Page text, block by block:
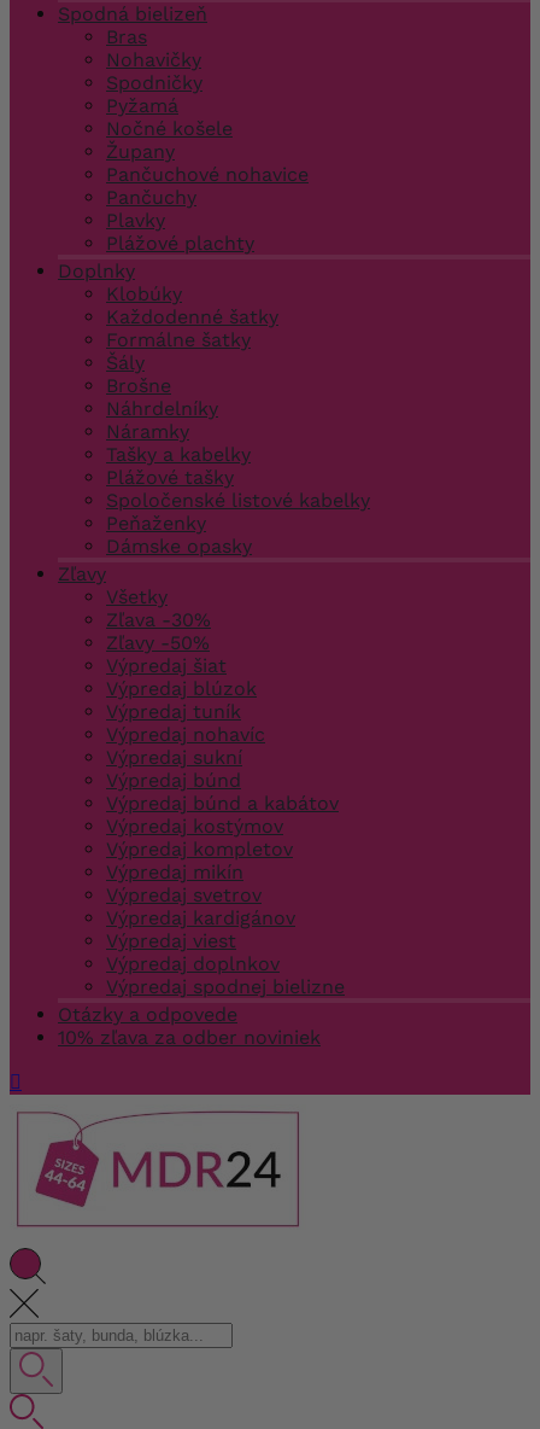
Spodná bielizeň
Bras
Nohavičky
Spodničky
Pyžamá
Nočné košele
Župany
Pančuchové nohavice
Pančuchy
Plavky
Plážové plachty
Doplnky
Klobúky
Každodenné šatky
Formálne šatky
Šály
Brošne
Náhrdelníky
Náramky
Tašky a kabelky
Plážové tašky
Spoločenské listové kabelky
Peňaženky
Dámske opasky
Zľavy
Všetky
Zľava -30%
Zľavy -50%
Výpredaj šiat
Výpredaj blúzok
Výpredaj tuník
Výpredaj nohavíc
Výpredaj sukní
Výpredaj búnd
Výpredaj búnd a kabátov
Výpredaj kostýmov
Výpredaj kompletov
Výpredaj mikín
Výpredaj svetrov
Výpredaj kardigánov
Výpredaj viest
Výpredaj doplnkov
Výpredaj spodnej bielizne
Otázky a odpovede
10% zľava za odber noviniek
